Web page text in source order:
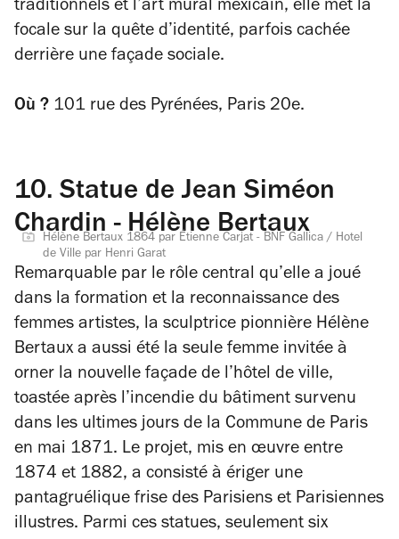
traditionnels et l’art mural mexicain, elle met la
focale sur la quête d’identité, parfois cachée
derrière une façade sociale.
Où ? 101 rue des Pyrénées, Paris 20e.
10. Statue de Jean Siméon
Chardin - Hélène Bertaux
Hélène Bertaux 1864 par Étienne Carjat - BNF Gallica / Hotel
de Ville par Henri Garat
Remarquable par le rôle central qu’elle a joué
dans la formation et la reconnaissance des
femmes artistes, la sculptrice pionnière Hélène
Bertaux a aussi été la seule femme invitée à
orner la nouvelle façade de l’hôtel de ville,
toastée après l’incendie du bâtiment survenu
dans les ultimes jours de la Commune de Paris
en mai 1871. Le projet, mis en œuvre entre
1874 et 1882, a consisté à ériger une
pantagruélique frise des Parisiens et Parisiennes
illustres. Parmi ces statues, seulement six